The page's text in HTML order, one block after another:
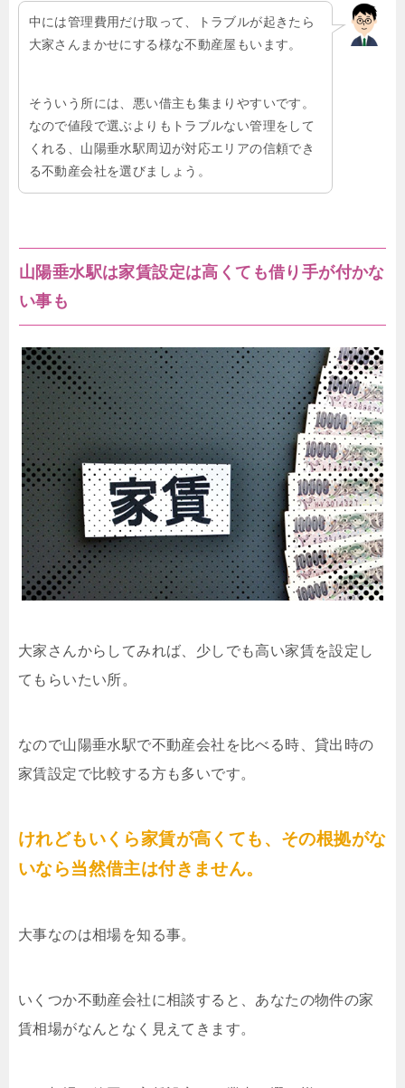
中には管理費用だけ取って、トラブルが起きたら
大家さんまかせにする様な不動産屋もいます。
そういう所には、悪い借主も集まりやすいです。
なので値段で選ぶよりもトラブルない管理をして
くれる、山陽垂水駅周辺が対応エリアの信頼でき
る不動産会社を選びましょう。
山陽垂水駅は家賃設定は高くても借り手が付かな
い事も
大家さんからしてみれば、少しでも高い家賃を設定し
てもらいたい所。
なので山陽垂水駅で不動産会社を比べる時、貸出時の
家賃設定で比較する方も多いです。
けれどもいくら家賃が高くても、その根拠がな
いなら当然借主は付きません。
大事なのは相場を知る事。
いくつか不動産会社に相談すると、あなたの物件の家
賃相場がなんとなく見えてきます。